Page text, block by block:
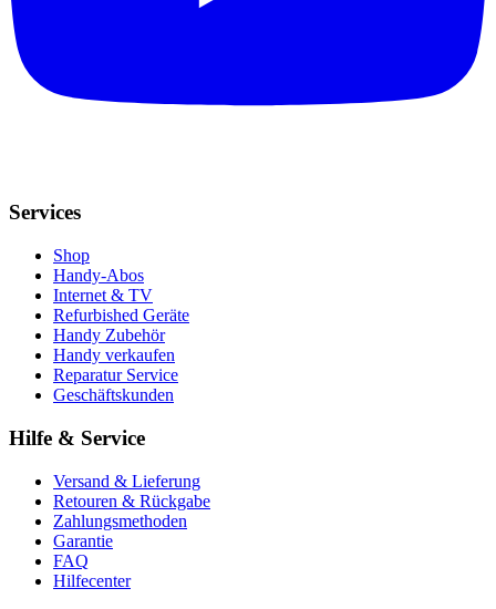
Services
Shop
Handy-Abos
Internet & TV
Refurbished Geräte
Handy Zubehör
Handy verkaufen
Reparatur Service
Geschäftskunden
Hilfe & Service
Versand & Lieferung
Retouren & Rückgabe
Zahlungsmethoden
Garantie
FAQ
Hilfecenter